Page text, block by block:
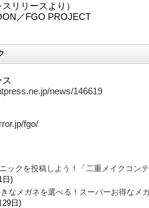
スリリースより）
／FGO PROJECT
news/146619
fgo/
ックを投稿しよう！「二重メイクコン
日)
きなメガネを選べる！スーパーお得なメ
29日)